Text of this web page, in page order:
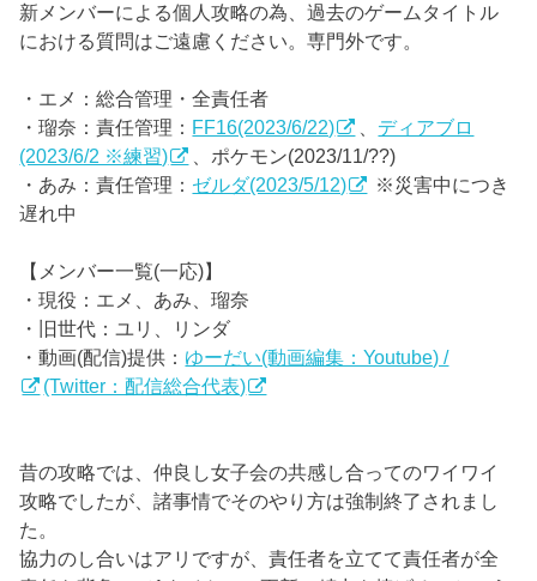
新メンバーによる個人攻略の為、過去のゲームタイトル
における質問はご遠慮ください。専門外です。
・エメ：総合管理・全責任者
・瑠奈：責任管理： FF16(2023/6/22)
ディアブロ
(2023/6/2 ※練習)
、ポケモン(2023/11/??)
・あみ：責任管理： ゼルダ(2023/5/12)
※災害中につき
遅れ中
【メンバー一覧(一応)】
・現役：エメ、あみ、瑠奈
・旧世代：ユリ、リンダ
・動画(配信)提供： ゆーだい(動画編集：Youtube) /
(Twitter：配信総合代表)
昔の攻略では、仲良し女子会の共感し合ってのワイワイ
攻略でしたが、諸事情でそのやり方は強制終了されまし
た。
協力のし合いはアリですが、責任者を立てて責任者が全